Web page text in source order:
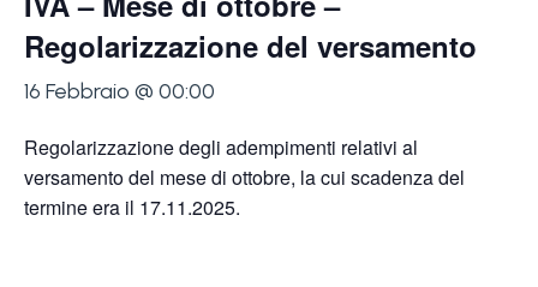
Regolarizzazione del versamento
16 Febbraio @ 00:00
Regolarizzazione degli adempimenti relativi al
versamento del mese di ottobre, la cui scadenza del
termine era il 17.11.2025.